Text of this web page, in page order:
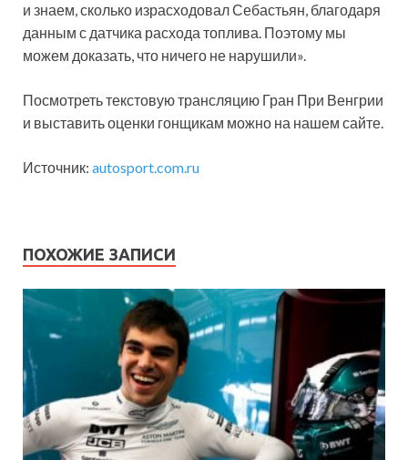
и знаем, сколько израсходовал Себастьян, благодаря
данным с датчика расхода топлива. Поэтому мы
можем доказать, что ничего не нарушили».
Посмотреть текстовую трансляцию Гран При Венгрии
и выставить оценки гонщикам можно на нашем сайте.
Источник: autosport.com.ru
ПОХОЖИЕ ЗАПИСИ